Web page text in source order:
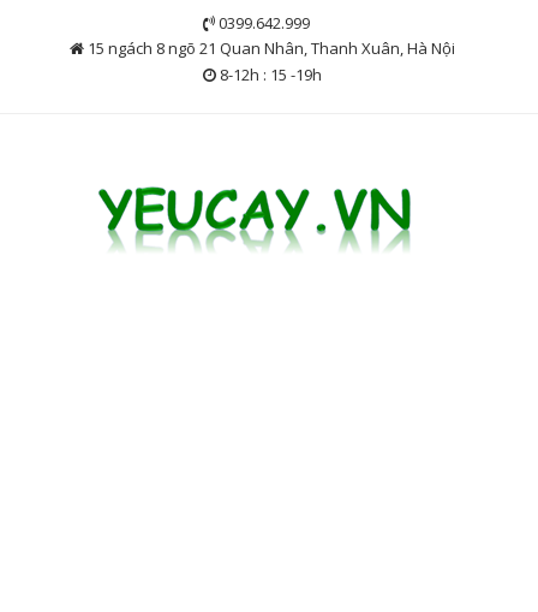
0399.642.999
15 ngách 8 ngõ 21 Quan Nhân, Thanh Xuân, Hà Nội
8-12h : 15 -19h